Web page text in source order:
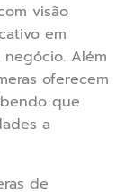
visão
em
Além
oferecem
que
a
de